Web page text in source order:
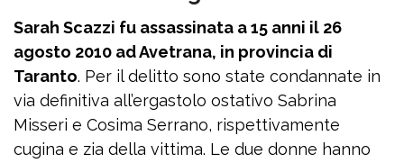
Sarah Scazzi fu assassinata a 15 anni il 26
agosto 2010 ad Avetrana, in provincia di
Taranto. Per il delitto sono state condannate in
via definitiva all’ergastolo ostativo Sabrina
Misseri e Cosima Serrano, rispettivamente
cugina e zia della vittima. Le due donne hanno